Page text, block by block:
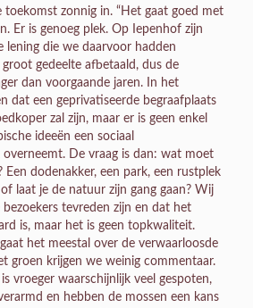
toekomst zonnig in. “Het gaat goed met
Er is genoeg plek. Op Iepenhof zijn
lening die we daarvoor hadden
gedeelte afbetaald, dus de
dan voorgaande jaren. In het
dat een geprivatiseerde begraafplaats
zal zijn, maar er is geen enkel
ideeën een sociaal
overneemt. De vraag is dan: wat moet
Een dodenakker, een park, een rustplek
laat je de natuur zijn gang gaan? Wij
tevreden zijn en dat het
is, maar het is geen topkwaliteit.
het meestal over de verwaarloosde
groen krijgen we weinig commentaar.
vroeger waarschijnlijk veel gespoten,
en hebben de mossen een kans